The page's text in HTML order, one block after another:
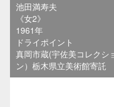
池田満寿夫
《女2》
1961年
ドライポイント
真岡市蔵(宇佐美コレクシ
ン）栃木県立美術館寄託